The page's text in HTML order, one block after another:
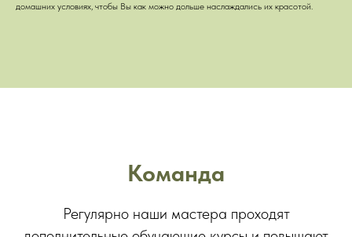
домашних условиях, чтобы Вы как можно дольше наслаждались их красотой.
Команда
Регулярно наши мастера проходят